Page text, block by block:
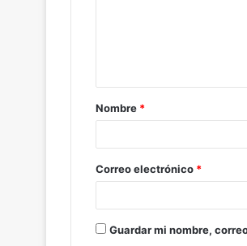
a
r
*
Nombre *
Correo electrónico *
Guardar mi nombre,